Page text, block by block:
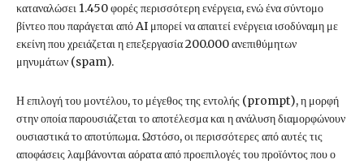
καταναλώσει 1.450 φορές περισσότερη ενέργεια, ενώ ένα σύντομο
βίντεο που παράγεται από AI μπορεί να απαιτεί ενέργεια ισοδύναμη με
εκείνη που χρειάζεται η επεξεργασία 200.000 ανεπιθύμητων
μηνυμάτων (spam).
Η επιλογή του μοντέλου, το μέγεθος της εντολής (prompt), η μορφή
στην οποία παρουσιάζεται το αποτέλεσμα και η ανάλυση διαμορφώνουν
ουσιαστικά το αποτύπωμα. Ωστόσο, οι περισσότερες από αυτές τις
αποφάσεις λαμβάνονται αόρατα από προεπιλογές του προϊόντος που ο